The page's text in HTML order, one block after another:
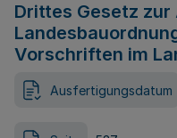
Drittes Gesetz zur
Vorschriften im
Ausfertigungsdatum